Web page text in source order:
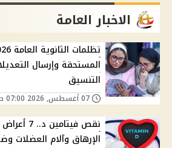
الاخبار العامة
المستحقة وإرسال
التنسيق
نقص
الإرهاق وآلام العضلات